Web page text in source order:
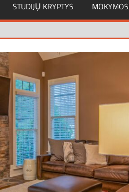
STUDIJŲ KRYPTYS